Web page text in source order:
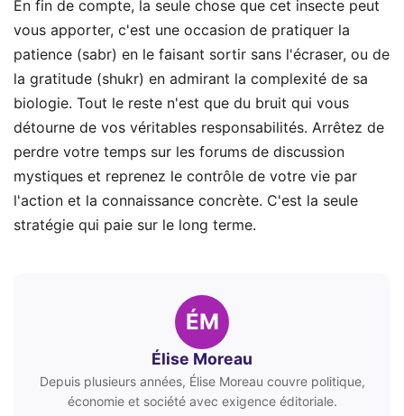
En fin de compte, la seule chose que cet insecte peut
vous apporter, c'est une occasion de pratiquer la
patience (sabr) en le faisant sortir sans l'écraser, ou de
la gratitude (shukr) en admirant la complexité de sa
biologie. Tout le reste n'est que du bruit qui vous
détourne de vos véritables responsabilités. Arrêtez de
perdre votre temps sur les forums de discussion
mystiques et reprenez le contrôle de votre vie par
l'action et la connaissance concrète. C'est la seule
stratégie qui paie sur le long terme.
ÉM
Élise Moreau
Depuis plusieurs années, Élise Moreau couvre politique,
économie et société avec exigence éditoriale.